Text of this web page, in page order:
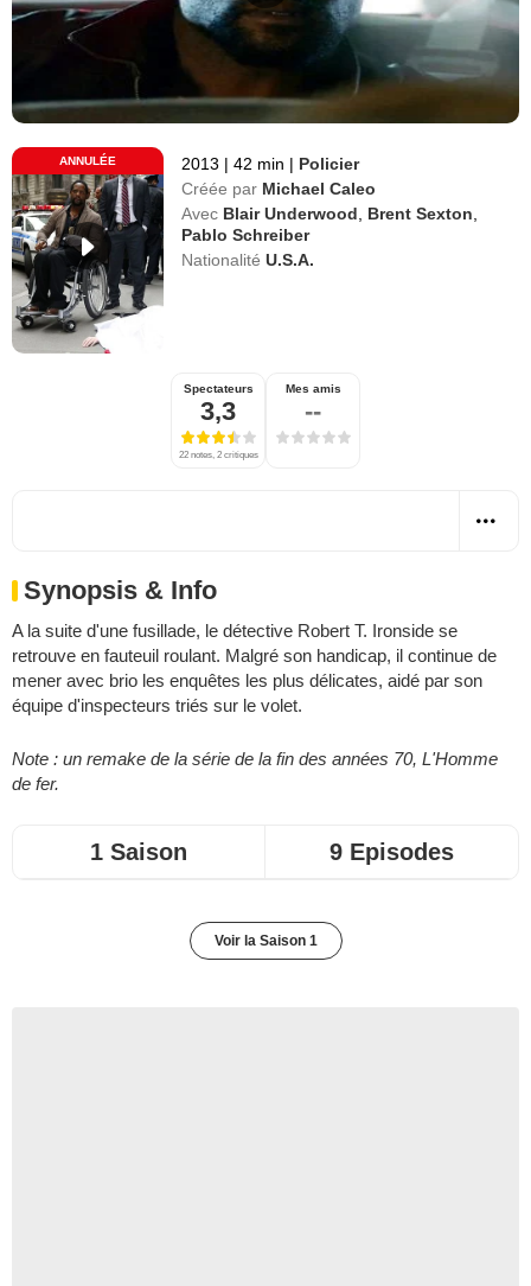
ANNULÉE 2013 | 42 min | Policier
Créée par Michael Caleo
Avec Blair Underwood Brent Sexton
Pablo Schreiber
Nationalité U.S.A.
Spectateurs
3,3
22 notes, 2 critiques
Mes amis
--
Synopsis & Info
A la suite d'une fusillade, le détective Robert T. Ironside se
retrouve en fauteuil roulant. Malgré son handicap, il continue de
mener avec brio les enquêtes les plus délicates, aidé par son
équipe d'inspecteurs triés sur le volet.
Note : un remake de la série de la fin des années 70, L'Homme
de fer.
1 Saison 9 Episodes
Voir la Saison 1